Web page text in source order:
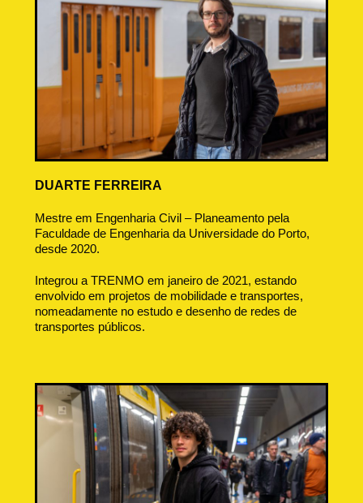
DUARTE FERREIRA
Mestre em Engenharia Civil – Planeamento pela
Faculdade de Engenharia da Universidade do Porto,
desde 2020.
Integrou a TRENMO em janeiro de 2021, estando
envolvido em projetos de mobilidade e transportes,
nomeadamente no estudo e desenho de redes de
transportes públicos.